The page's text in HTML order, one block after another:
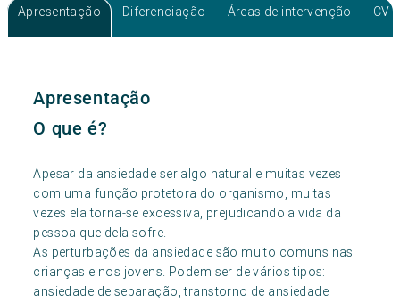
Apresentação Diferenciação Áreas de intervenção CV
Apresentação
O que é?
Apesar da ansiedade ser algo natural e muitas vezes
com uma função protetora do organismo, muitas
vezes ela torna-se excessiva, prejudicando a vida da
pessoa que dela sofre.
As perturbações da ansiedade são muito comuns nas
crianças e nos jovens. Podem ser de vários tipos:
ansiedade de separação, transtorno de ansiedade